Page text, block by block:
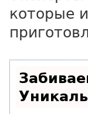
которые